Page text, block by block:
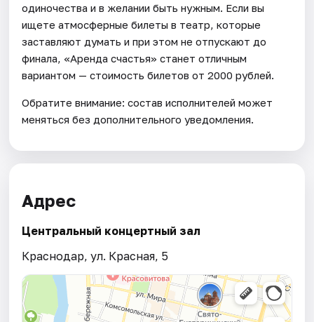
одиночества и в желании быть нужным. Если вы
ищете атмосферные билеты в театр, которые
заставляют думать и при этом не отпускают до
финала, «Аренда счастья» станет отличным
вариантом — стоимость билетов от 2000 рублей.
Обратите внимание: состав исполнителей может
меняться без дополнительного уведомления.
Адрес
Центральный концертный зал
Краснодар, ул. Красная, 5